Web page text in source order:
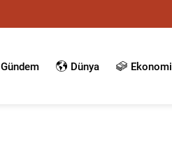
Gündem Dünya Ekonomi